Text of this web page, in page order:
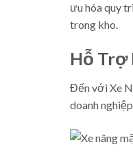
ưu hóa quy
trong kho.
Hỗ Trợ
Đến với Xe
doanh